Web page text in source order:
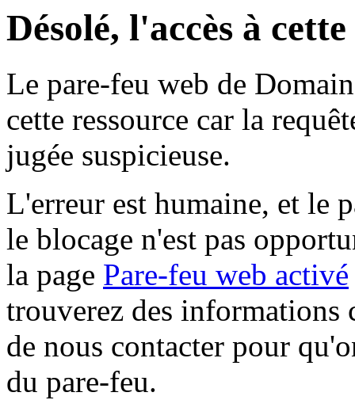
Désolé, l'accès à
Le pare-feu web de
cette ressource car la
jugée suspicieuse.
L'erreur est humaine, et le
le blocage n'est pas
la page Pare-feu web activé
trouverez des informations
de nous contacter pour
du pare-feu.